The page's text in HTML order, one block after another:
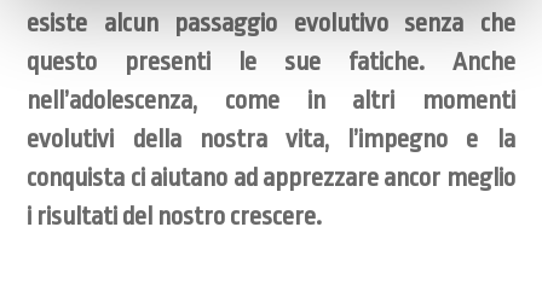
esiste alcun passaggio evolutivo senza che
questo presenti le sue fatiche. Anche
nell’adolescenza, come in altri momenti
evolutivi della nostra vita, l’impegno e la
conquista ci aiutano ad apprezzare ancor meglio
i risultati del nostro crescere.